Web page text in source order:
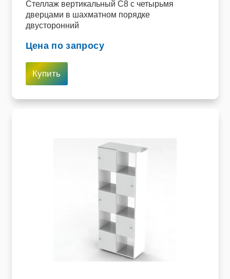
Стеллаж вертикальный C8 с четырьмя
дверцами в шахматном порядке
двусторонний
Цена по запросу
Купить